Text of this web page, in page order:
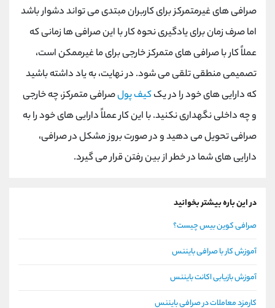
صرافی های غیرمتمرکز برای کاربران مبتدی می تواند دشوار باشد
اما صرف زمان برای یادگیری نحوه کار با این صرافی ها زمانی که
عملاً کار با صرافی های متمرکز خارجی برای ما غیرممکن است،
تصمیمی منطقی تلقی می شود. در نهایت، به یاد داشته باشید
که دارایی های خود را در یککیف پولصرافی متمرکز، چه خارجی
و چه داخلی نگهداری نکنید. با این کار عملاً دارایی های خود را به
صرافی تحویل می دهید و در صورت بروز مشکل در صرافی،
دارایی های شما در خطر از بین رفتن قرار می گیرد.
در این باره بیشتر بخوانید
صرافی کوین بیس چیست؟
آموزش کار با صرافی بایننس
آموزش بازیابی اکانت بایننس
کارمزد معاملات در صرافی بایننس